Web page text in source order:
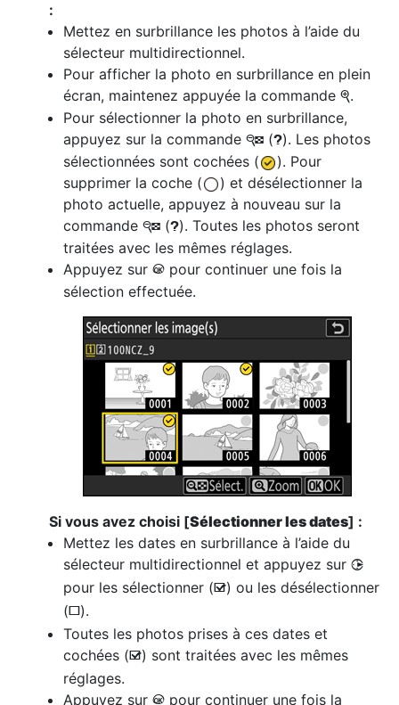
:
Mettez en surbrillance les photos à l’aide du
sélecteur multidirectionnel.
Pour afficher la photo en surbrillance en plein
écran, maintenez appuyée la commande X.
Pour sélectionner la photo en surbrillance,
appuyez sur la commande W (Q). Les photos
sélectionnées sont cochées (
). Pour
supprimer la coche (
) et désélectionner la
photo actuelle, appuyez à nouveau sur la
commande W (Q). Toutes les photos seront
traitées avec les mêmes réglages.
Appuyez sur J pour continuer une fois la
sélection effectuée.
Si vous avez choisi [Sélectionner les dates] :
Mettez les dates en surbrillance à l’aide du
sélecteur multidirectionnel et appuyez sur 2
pour les sélectionner (M) ou les désélectionner
(U).
Toutes les photos prises à ces dates et
cochées (M) sont traitées avec les mêmes
réglages.
Appuyez sur J pour continuer une fois la